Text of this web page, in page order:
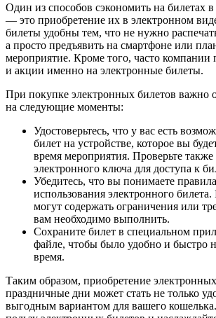
Один из способов сэкономить на билетах
— это приобретение их в электронном
билеты удобны тем, что не нужно
а просто предъявить на смартфоне или
мероприятие. Кроме того, часто компании
и акции именно на электронные билеты.
При покупке электронных билетов важно
на следующие моменты:
Удостоверьтесь, что у вас есть
билет на устройстве, которое вы
время мероприятия. Проверьте
электронного ключа для доступа к
Убедитесь, что вы понимаете
использования электронного
могут содержать ограничения или
вам необходимо выполнить.
Сохраните билет в специальном
файле, чтобы было удобно и быстро
время.
Таким образом, приобретение
праздничные дни может стать не только
выгодным вариантом для вашего